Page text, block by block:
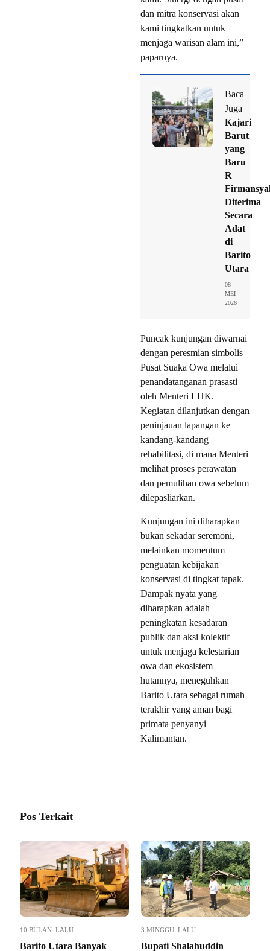
dan mitra konservasi akan
kami tingkatkan untuk
menjaga warisan alam ini,”
paparnya.
Baca
Juga
Kajari
Barut
yang
Baru
R
Diterima
Secara
Adat
di
Barito
Utara
08
MEI
2026
Puncak kunjungan diwarnai
dengan peresmian simbolis
Pusat Suaka Owa melalui
penandatanganan prasasti
oleh Menteri LHK.
Kegiatan dilanjutkan dengan
peninjauan lapangan ke
kandang-kandang
rehabilitasi, di mana Menteri
melihat proses perawatan
dan pemulihan owa sebelum
dilepasliarkan.
Kunjungan ini diharapkan
bukan sekadar seremoni,
melainkan momentum
penguatan kebijakan
konservasi di tingkat tapak.
Dampak nyata yang
diharapkan adalah
peningkatan kesadaran
publik dan aksi kolektif
untuk menjaga kelestarian
owa dan ekosistem
hutannya, meneguhkan
Barito Utara sebagai rumah
terakhir yang aman bagi
primata penyanyi
Kalimantan.
Pos Terkait
10 BULAN LALU
Barito Utara Banyak
3 MINGGU LALU
Bupati Shalahuddin